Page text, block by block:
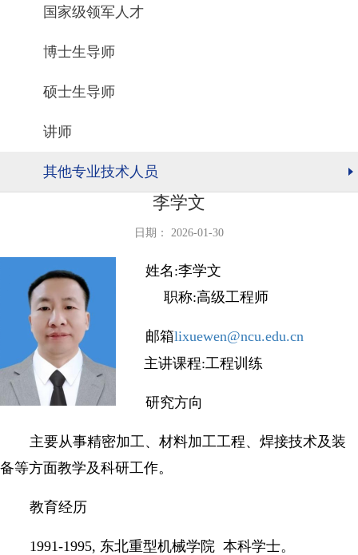
国家级领军人才
博士生导师
硕士生导师
讲师
其他专业技术人员
李学文
日期： 2026-01-30
姓名:李学文
职称:高级工程师
邮箱lixuewen@ncu.edu.cn
主讲课程:工程训练
研究方向
主要从事精密加工、材料加工工程、焊接技术及装
备等方面教学及科研工作。
教育经历
1991-1995, 东北重型机械学院 本科学士。